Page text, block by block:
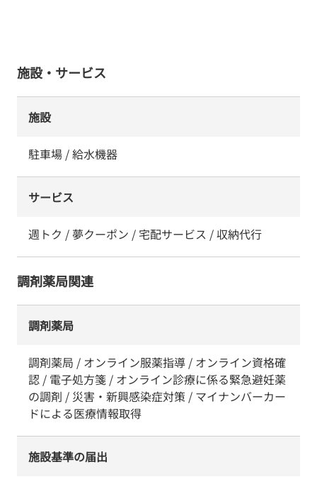
施設・サービス
施設
駐車場 / 給水機器
サービス
週トク / 夢クーポン / 宅配サービス / 収納代行
調剤薬局関連
調剤薬局
調剤薬局 / オンライン服薬指導 / オンライン資格確
認 / 電子処方箋 / オンライン診療に係る緊急避妊薬
の調剤 / 災害・新興感染症対策 / マイナンバーカー
ドによる医療情報取得
施設基準の届出